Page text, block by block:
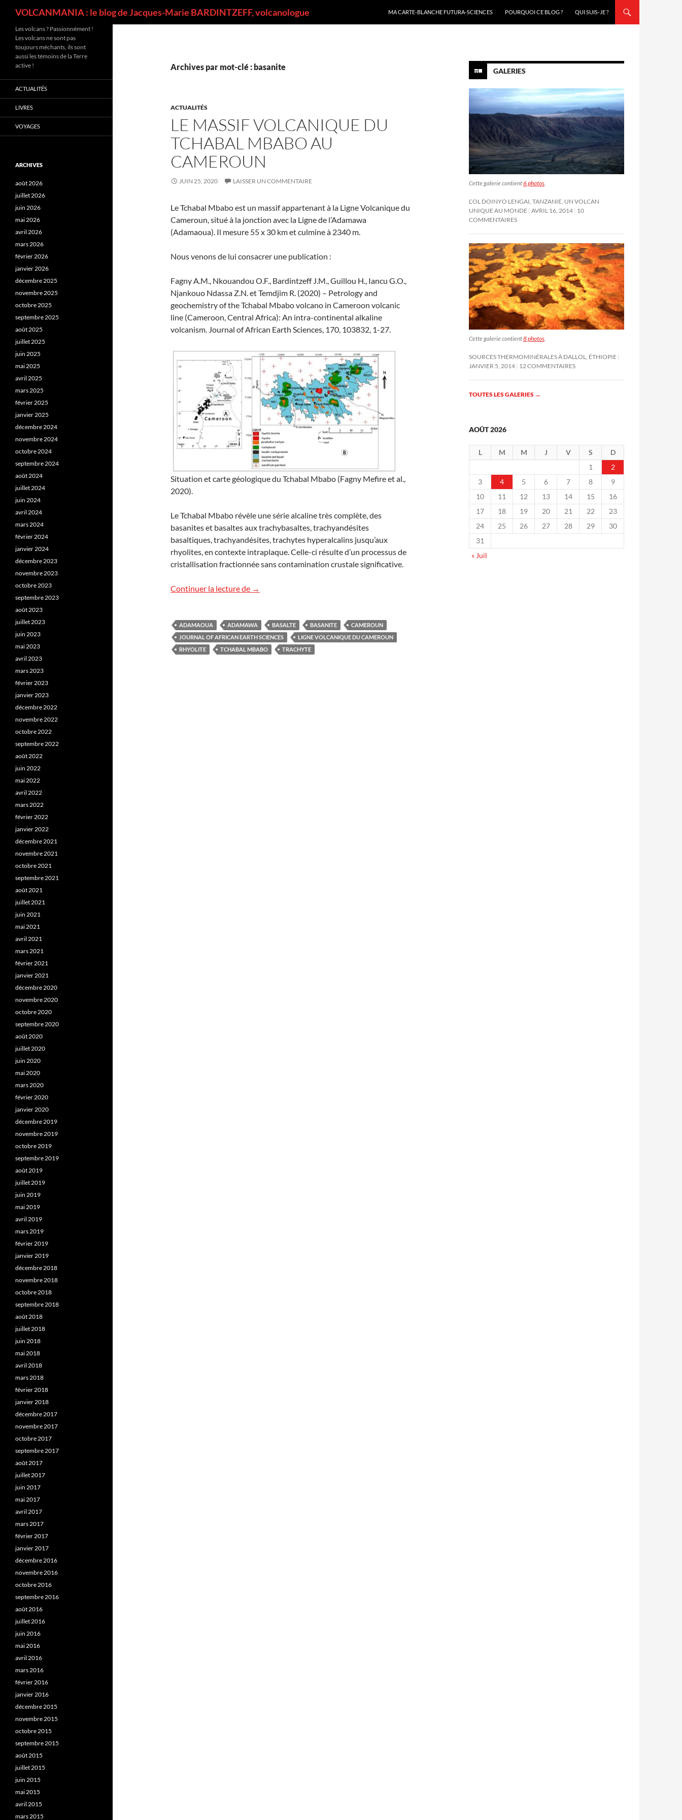
VOLCANMANIA : le blog de Jacques-Marie BARDINTZEFF, volcanologue
MA CARTE-BLANCHE FUTURA-SCIENCES
POURQUOI CE BLOG ? QUI SUIS-JE ?
Archives par mot-clé : basanite
ACTUALITÉS
LE MASSIF VOLCANIQUE DU
TCHABAL MBABO AU
CAMEROUN
JUIN 25, 2020 LAISSER UN COMMENTAIRE
Le Tchabal Mbabo est un massif appartenant à la Ligne Volcanique du
Cameroun, situé à la jonction avec la Ligne de l’Adamawa
(Adamaoua). Il mesure 55 x 30 km et culmine à 2340 m.
Nous venons de lui consacrer une publication :
Fagny A.M., Nkouandou O.F., Bardintzeff J.M., Guillou H., Iancu G.O.,
Njankouo Ndassa Z.N. et Temdjim R. (2020) – Petrology and
geochemistry of the Tchabal Mbabo volcano in Cameroon volcanic
line (Cameroon, Central Africa): An intra-continental alkaline
volcanism. Journal of African Earth Sciences, 170, 103832, 1-27.
Situation et carte géologique du Tchabal Mbabo (Fagny Mefire et al.,
2020).
Le Tchabal Mbabo révèle une série alcaline très complète, des
basanites et basaltes aux trachybasaltes, trachyandésites
basaltiques, trachyandésites, trachytes hyperalcalins jusqu’aux
rhyolites, en contexte intraplaque. Celle-ci résulte d’un processus de
cristallisation fractionnée sans contamination crustale significative.
Continuer la lecture de Le massif volcanique du Tchabal Mbabo au Cameroun
→
ADAMAOUA ADAMAWA BASALTE BASANITE
CAMEROUN
JOURNAL OF AFRICAN EARTH SCIENCES
LIGNE VOLCANIQUE DU CAMEROUN
RHYOLITE
TCHABAL MBABO TRACHYTE
GALERIES
Cette galerie contient6 photos.
L’OL DOINYO LENGAI, TANZANIE, UN VOLCAN
UNIQUE AU MONDE AVRIL 16, 2014 10
COMMENTAIRES
Cette galerie contient8 photos
SOURCES THERMOMINÉRALES À DALLOL, ÉTHIOPIE
JANVIER 5, 2014 12 COMMENTAIRES
TOUTES LES GALERIES →
AOÛT 2026
L M M J V S
D
1
2
3
4 5 6 7 8
9
10
11 12 13 14 15
16
17
18 19 20 21 22
23
24
25 26 27 28 29
30
31
« Juil
Les volcans ? Passionnément !
Les volcans ne sont pas
toujours méchants, ils sont
aussi les témoins de la Terre
active !
ACTUALITÉS
LIVRES
VOYAGES
ARCHIVES
août 2026
juillet 2026
juin 2026
mai 2026
avril 2026
mars 2026
février 2026
janvier 2026
décembre 2025
novembre 2025
octobre 2025
septembre 2025
août 2025
juillet 2025
juin 2025
mai 2025
avril 2025
mars 2025
février 2025
janvier 2025
décembre 2024
novembre 2024
octobre 2024
septembre 2024
août 2024
juillet 2024
juin 2024
avril 2024
mars 2024
février 2024
janvier 2024
décembre 2023
novembre 2023
octobre 2023
septembre 2023
août 2023
juillet 2023
juin 2023
mai 2023
avril 2023
mars 2023
février 2023
janvier 2023
décembre 2022
novembre 2022
octobre 2022
septembre 2022
août 2022
juin 2022
mai 2022
avril 2022
mars 2022
février 2022
janvier 2022
décembre 2021
novembre 2021
octobre 2021
septembre 2021
août 2021
juillet 2021
juin 2021
mai 2021
avril 2021
mars 2021
février 2021
janvier 2021
décembre 2020
novembre 2020
octobre 2020
septembre 2020
août 2020
juillet 2020
juin 2020
mai 2020
mars 2020
février 2020
janvier 2020
décembre 2019
novembre 2019
octobre 2019
septembre 2019
août 2019
juillet 2019
juin 2019
mai 2019
avril 2019
mars 2019
février 2019
janvier 2019
décembre 2018
novembre 2018
octobre 2018
septembre 2018
août 2018
juillet 2018
juin 2018
mai 2018
avril 2018
mars 2018
février 2018
janvier 2018
décembre 2017
novembre 2017
octobre 2017
septembre 2017
août 2017
juillet 2017
juin 2017
mai 2017
avril 2017
mars 2017
février 2017
janvier 2017
décembre 2016
novembre 2016
octobre 2016
septembre 2016
août 2016
juillet 2016
juin 2016
mai 2016
avril 2016
mars 2016
février 2016
janvier 2016
décembre 2015
novembre 2015
octobre 2015
septembre 2015
août 2015
juillet 2015
juin 2015
mai 2015
avril 2015
mars 2015